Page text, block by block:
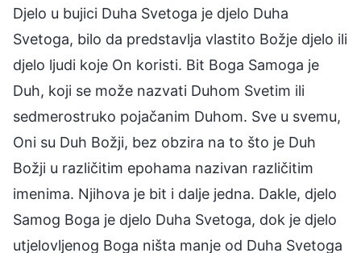
Djelo u bujici Duha Svetoga je djelo Duha
Svetoga, bilo da predstavlja vlastito Božje djelo ili
djelo ljudi koje On koristi. Bit Boga Samoga je
Duh, koji se može nazvati Duhom Svetim ili
sedmerostruko pojačanim Duhom. Sve u svemu,
Oni su Duh Božji, bez obzira na to što je Duh
Božji u različitim epohama nazivan različitim
imenima. Njihova je bit i dalje jedna. Dakle, djelo
Samog Boga je djelo Duha Svetoga, dok je djelo
utjelovljenog Boga ništa manje od Duha Svetoga